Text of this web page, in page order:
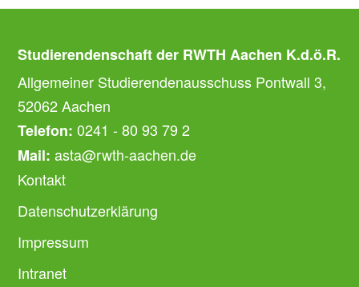
Studierendenschaft der RWTH Aachen K.d.ö.R.
Allgemeiner Studierendenausschuss Pontwall 3,
52062 Aachen
Telefon: 0241 - 80 93 79 2
Mail: asta@rwth-aachen.de
Kontakt
Datenschutzerklärung
Impressum
Intranet